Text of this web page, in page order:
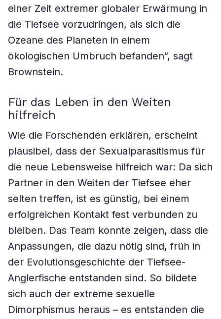
einer Zeit extremer globaler Erwärmung in
die Tiefsee vorzudringen, als sich die
Ozeane des Planeten in einem
ökologischen Umbruch befanden“, sagt
Brownstein.
Für das Leben in den Weiten
hilfreich
Wie die Forschenden erklären, erscheint
plausibel, dass der Sexualparasitismus für
die neue Lebensweise hilfreich war: Da sich
Partner in den Weiten der Tiefsee eher
selten treffen, ist es günstig, bei einem
erfolgreichen Kontakt fest verbunden zu
bleiben. Das Team konnte zeigen, dass die
Anpassungen, die dazu nötig sind, früh in
der Evolutionsgeschichte der Tiefsee-
Anglerfische entstanden sind. So bildete
sich auch der extreme sexuelle
Dimorphismus heraus – es entstanden die